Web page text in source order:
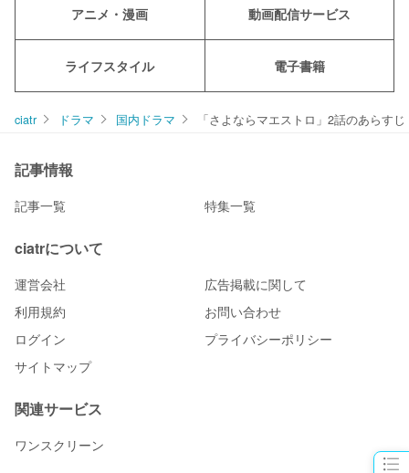
アニメ・漫画 動画配信サービス
ライフスタイル 電子書籍
ciatr ドラマ 国内ドラマ 「さよならマエストロ」2話のあらす
記事情報
記事一覧 特集一覧
ciatrについて
運営会社
広告掲載に関して
利用規約
お問い合わせ
ログイン
プライバシーポリシー
サイトマップ
関連サービス
ワンスクリーン